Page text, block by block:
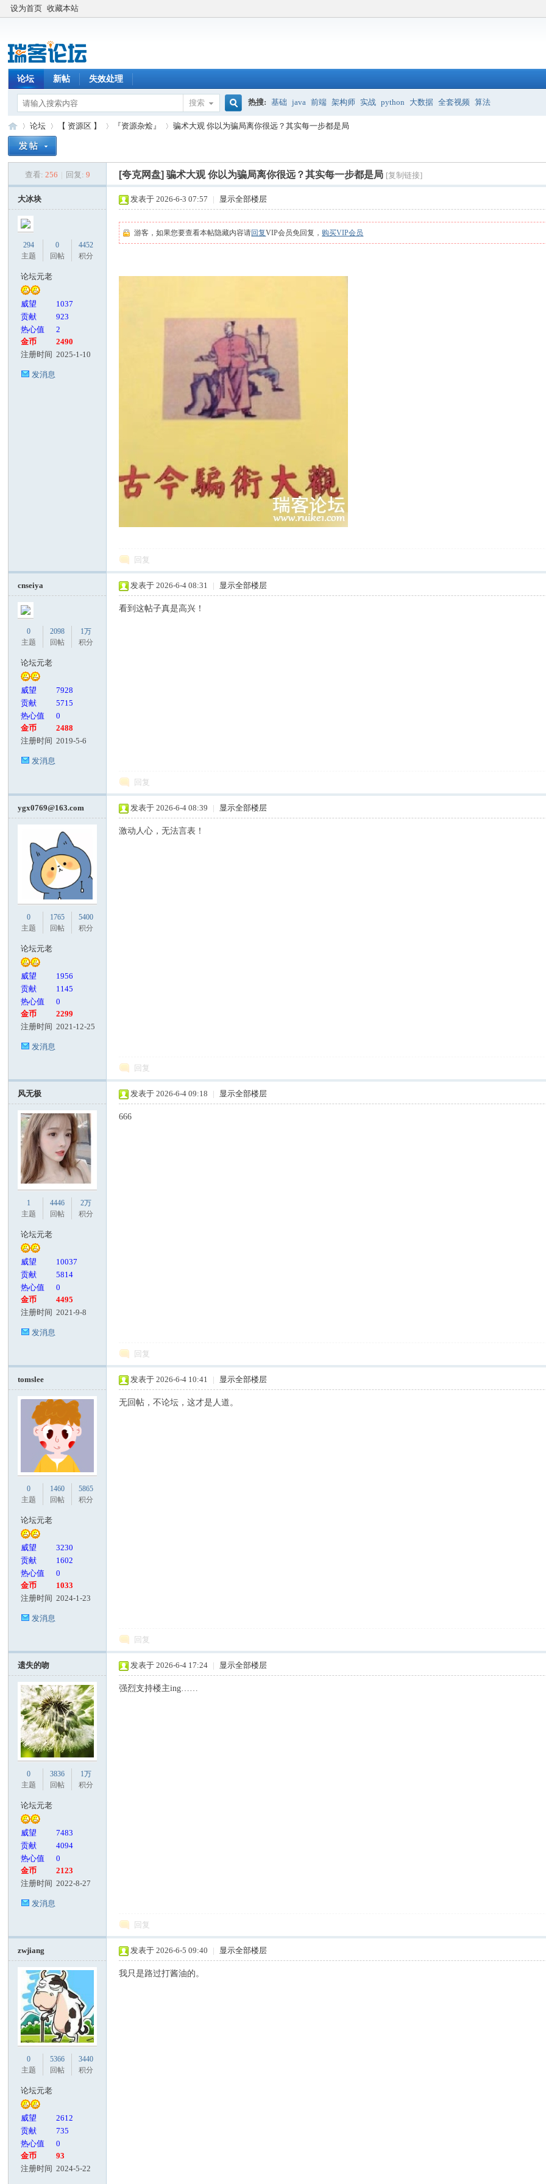
设为首页 收藏本站
论坛 新帖 失效处理
搜索
搜
索
热搜: 基础 java 前端 架构师 实战 python 大数据 全套视频 算法
论坛
›
【 资源区 】 『资源杂烩』
›
骗术大观 你以为骗局离你很远？其实每一步都是局
查看: 256 | 回复: 9 [夸克网盘]骗术大观 你以为骗局离你很远？其实每一步都是局 [复制链接]
大冰块
294
主题
0
回帖
4452
积分
论坛元老
威望
1037
贡献
923
热心值
2
金币
2490
注册时间 2025-1-10
发消息
发表于 2026-6-3 07:57 | 显示全部楼层
游客，如果您要查看本帖隐藏内容请回复VIP会员免回复， 购买VIP会员
回复
cnseiya
0
主题
2098
回帖
1万
积分
论坛元老
威望
7928
贡献
5715
热心值
0
金币
2488
注册时间 2019-5-6
发消息
发表于 2026-6-4 08:31 | 显示全部楼层
看到这帖子真是高兴！
回复
ygx0769@163.com
0
主题
1765
回帖
5400
积分
论坛元老
威望
1956
贡献
1145
热心值
0
金币
2299
注册时间 2021-12-25
发消息
发表于 2026-6-4 08:39 | 显示全部楼层
激动人心，无法言表！
回复
风无极
1
主题
4446
回帖
2万
积分
论坛元老
威望
10037
贡献
5814
热心值
0
金币
4495
注册时间 2021-9-8
发消息
发表于 2026-6-4 09:18 | 显示全部楼层
666
回复
tomslee
0
主题
1460
回帖
5865
积分
论坛元老
威望
3230
贡献
1602
热心值
0
金币
1033
注册时间 2024-1-23
发消息
发表于 2026-6-4 10:41 | 显示全部楼层
无回帖，不论坛，这才是人道。
回复
遗失的吻
0
主题
3836
回帖
1万
积分
论坛元老
威望
7483
贡献
4094
热心值
0
金币
2123
注册时间 2022-8-27
发消息
发表于 2026-6-4 17:24 | 显示全部楼层
强烈支持楼主ing……
回复
zwjiang
0
主题
5366
回帖
3440
积分
论坛元老
威望
2612
贡献
735
热心值
0
金币
93
注册时间 2024-5-22
发表于 2026-6-5 09:40 | 显示全部楼层
我只是路过打酱油的。